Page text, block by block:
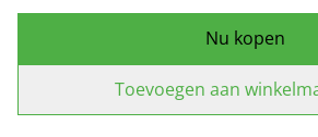
Nu kopen
Toevoegen aan